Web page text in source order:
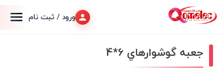
ورود / ثبت نام
جعبه گوشواره⁪اي 6*4